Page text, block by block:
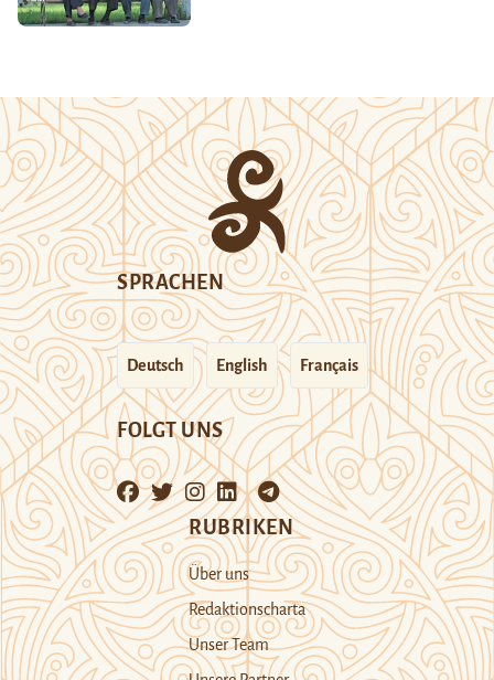
SPRACHEN
Deutsch English Français
FOLGT UNS
RUBRIKEN
Über uns
Redaktionscharta
Unser Team